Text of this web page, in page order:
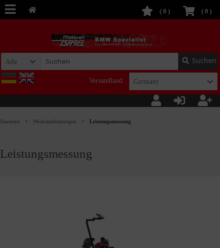
( 0 )
( 0 )
Alle Suchen
Versandland: Germany
Startseite Werkstattleistungen Leistungsmessung
Leistungsmessung